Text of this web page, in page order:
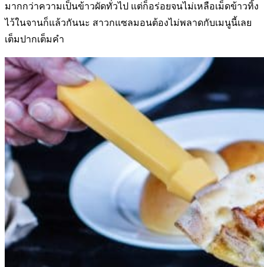
มากกว่าความเป็นข้าวผัดทั่วไป แต่ก็อร่อยจนไม่เหลือเม็ดข้าวทิ้ง
ไว้ในจานก็แล้วกันนะ สาวกแซลมอนต้องไม่พลาดกับเมนูนี้เลย
เต็มปากเต็มคำ